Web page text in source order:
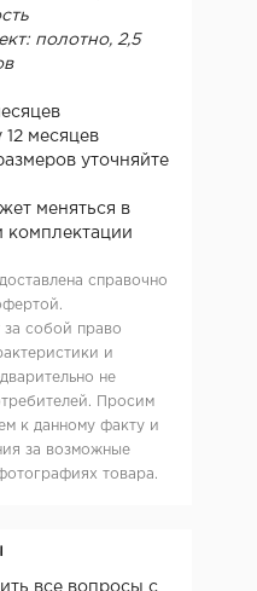
полотно, 2,5
12 месяцев
уточняйте
меняться в
комплектации
справочно
за собой право
и
не
Просим
к данному факту и
за возможные
товара.
все вопросы с